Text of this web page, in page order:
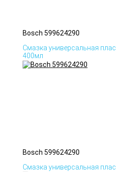
Bosch 599624290
Смазка универсальная
400мл
Bosch 599624290
Смазка универсальная